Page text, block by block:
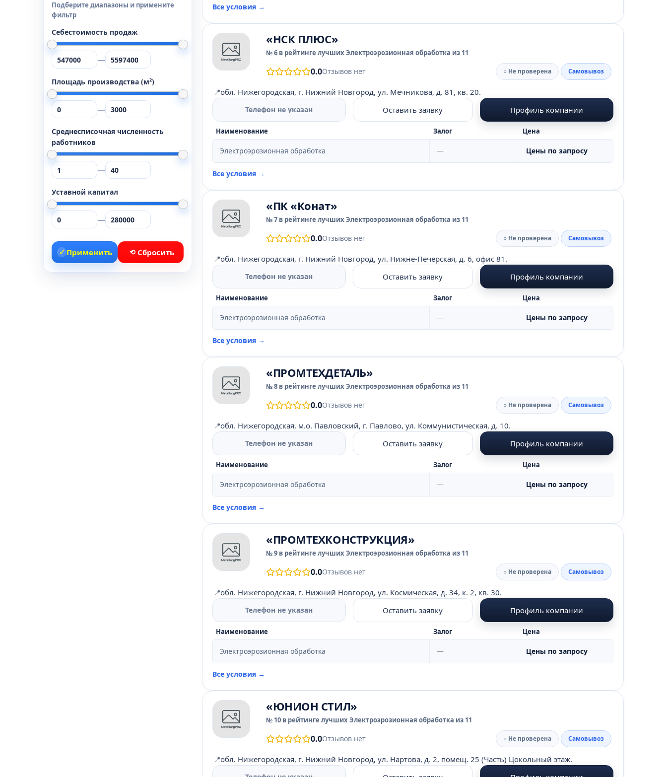
Подберите диапазоны и примените
фильтр
Себестоимость продаж
—
Площадь производства (м²)
—
Среднесписочная численность
работников
—
Уставной капитал
—
✓ Применить ⟲ Сбросить
Все условия →
«НСК ПЛЮС»
№ 6 в рейтинге лучших Электроэрозионная обработка из 11
0.0Отзывов нет ○ Не проверена Самовывоз
📍обл. Нижегородская, г. Нижний Новгород, ул. Мечникова, д. 81, кв. 20.
Телефон не указан Оставить заявку Профиль компании
Наименование Залог Цена
Электроэрозионная обработка — Цены по запросу
Все условия →
«ПК «Конат»
№ 7 в рейтинге лучших Электроэрозионная обработка из 11
0.0Отзывов нет ○ Не проверена Самовывоз
📍обл. Нижегородская, г. Нижний Новгород, ул. Нижне-Печерская, д. 6, офис 81.
Телефон не указан Оставить заявку Профиль компании
Наименование Залог Цена
Электроэрозионная обработка — Цены по запросу
Все условия →
«ПРОМТЕХДЕТАЛЬ»
№ 8 в рейтинге лучших Электроэрозионная обработка из 11
0.0Отзывов нет ○ Не проверена Самовывоз
📍обл. Нижегородская, м.о. Павловский, г. Павлово, ул. Коммунистическая, д. 10.
Телефон не указан Оставить заявку Профиль компании
Наименование Залог Цена
Электроэрозионная обработка — Цены по запросу
Все условия →
«ПРОМТЕХКОНСТРУКЦИЯ»
№ 9 в рейтинге лучших Электроэрозионная обработка из 11
0.0Отзывов нет ○ Не проверена Самовывоз
📍обл. Нижегородская, г. Нижний Новгород, ул. Космическая, д. 34, к. 2, кв. 30.
Телефон не указан Оставить заявку Профиль компании
Наименование Залог Цена
Электроэрозионная обработка — Цены по запросу
Все условия →
«ЮНИОН СТИЛ»
№ 10 в рейтинге лучших Электроэрозионная обработка из 11
0.0Отзывов нет ○ Не проверена Самовывоз
📍обл. Нижегородская, г. Нижний Новгород, ул. Нартова, д. 2, помещ. 25 (Часть) Цокольный этаж.